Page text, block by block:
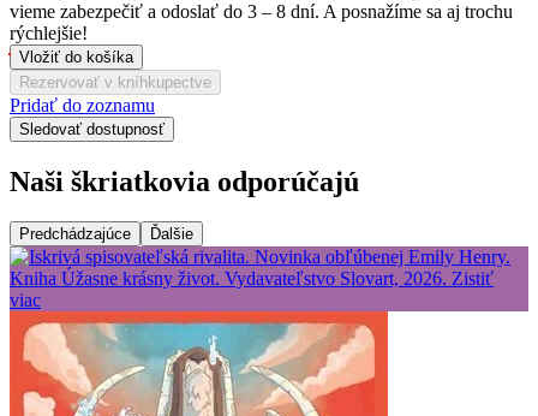
vieme zabezpečiť a odoslať do 3 – 8 dní. A posnažíme sa aj trochu
rýchlejšie!
Vložiť do košíka
Rezervovať v kníhkupectve
Pridať do zoznamu
Sledovať dostupnosť
Naši škriatkovia odporúčajú
Predchádzajúce Ďalšie